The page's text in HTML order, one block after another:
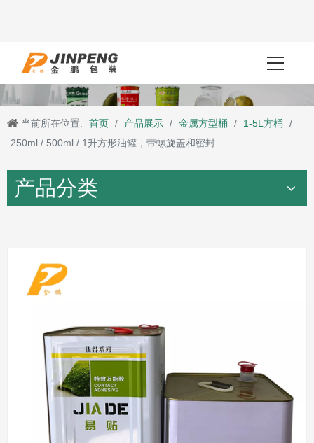
当前所在位置: 首页 / 产品展示 / 金属方型桶 / 1-5L方桶 /
250ml / 500ml / 1升方形油罐，带螺旋盖和密封
产品分类